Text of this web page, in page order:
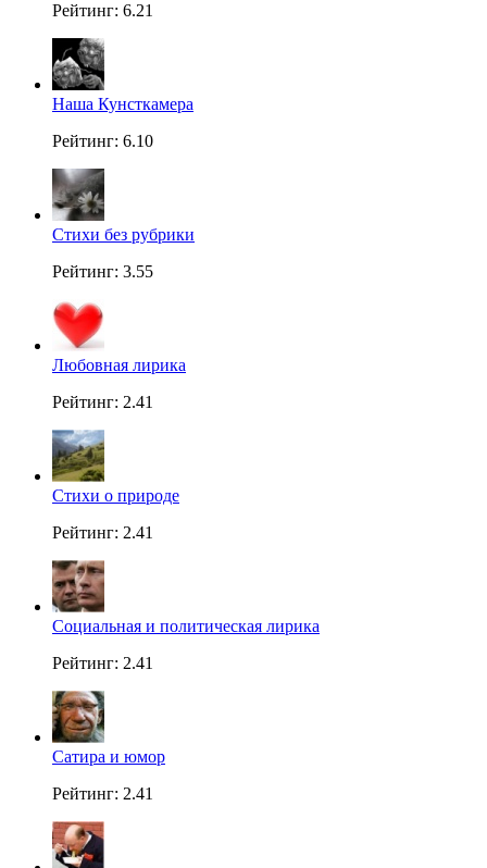
Рейтинг: 6.21
Наша Кунсткамера
Рейтинг: 6.10
Стихи без рубрики
Рейтинг: 3.55
Любовная лирика
Рейтинг: 2.41
Стихи о природе
Рейтинг: 2.41
Социальная и политическая лирика
Рейтинг: 2.41
Сатира и юмор
Рейтинг: 2.41